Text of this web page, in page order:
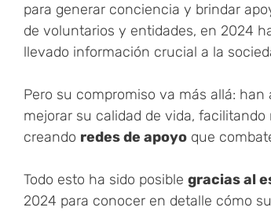
para generar conciencia y brindar
de voluntarios y entidades, en 2024
llevado información crucial a la
Pero su compromiso va más allá:
mejorar su calidad de vida,
creando redes de apoyo que
Todo esto ha sido posible gracias al
2024 para conocer en detalle cómo